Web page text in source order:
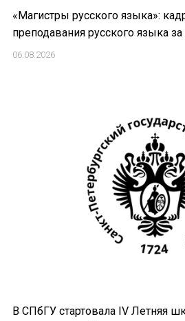
Научно-
Комплексное
Международный
«Вопросы русского
Конференция по
«Магистры русского языка»:
преподавания русского языка
06.08.2026
В СПбГУ стартовала IV Летняя